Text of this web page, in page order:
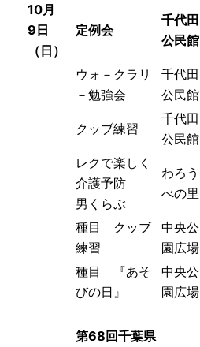
10月
9日
（日）
定例会
千代田
公民館
ウォ－クラリ
－勉強会
千代田
公民館
クッブ練習
千代田
公民館
レクで楽しく
介護予防
男くらぶ
わろう
べの里
種目 クッブ
練習
中央公
園広場
種目 『あそ
びの日』
中央公
園広場
第68回千葉県